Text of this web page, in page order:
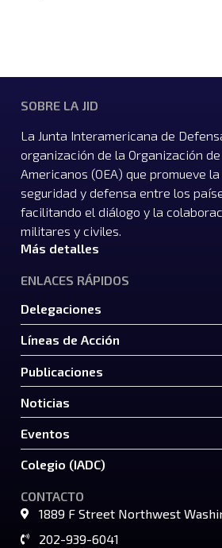
SOBRE LA JID
La Junta Interamericana de
organización de la Organización
Americanos (OEA) que promueve
seguridad y defensa entre los
facilitando el diálogo y la
militares y civiles.
Más detalles
ENLACES RÁPIDOS
Delegaciones
Líneas de Acción
Publicaciones
Noticias
Eventos
Colegio (IADC)
CONTACTO
1889 F Street Northwest
202-939-6041